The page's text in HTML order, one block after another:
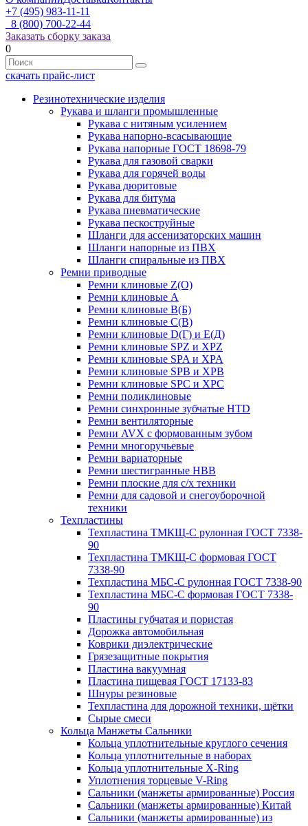
+7 (495) 983-11-11
8 (800) 700-22-44
Заказать сборку заказа
0
скачать прайс-лист
Резинотехнические изделия
Рукава и шланги промышленные
Рукава с нитяным усилением
Рукава напорно-всасывающие
Рукава напорные ГОСТ 18698-79
Рукава для газовой сварки
Рукава для горячей воды
Рукава дюритовые
Рукава для битума
Рукава пневматические
Рукава пескоструйные
Шланги для ассенизаторских машин
Шланги напорные из ПВХ
Шланги спиральные из ПВХ
Ремни приводные
Ремни клиновые Z(О)
Ремни клиновые А
Ремни клиновые В(Б)
Ремни клиновые С(В)
Ремни клиновые D(Г) и Е(Д)
Ремни клиновые SPZ и XPZ
Ремни клиновые SPA и XPA
Ремни клиновые SPB и XPB
Ремни клиновые SPC и XPC
Ремни поликлиновые
Ремни синхронные зубчатые HTD
Ремни вентиляторные
Ремни AVX с формованным зубом
Ремни многоручьевые
Ремни вариаторные
Ремни шестигранные HBB
Ремни плоские для с/х техники
Ремни для садовой и снегоуборочной
техники
Техпластины
Техпластина ТМКЩ-С рулонная ГОСТ 7338-
90
Техпластина ТМКЩ-С формовая ГОСТ
7338-90
Техпластина МБС-С рулонная ГОСТ 7338-90
Техпластина МБС-С формовая ГОСТ 7338-
90
Пластины губчатая и пористая
Дорожка автомобильная
Коврики диэлектрические
Грязезащитные покрытия
Пластина вакуумная
Пластина пищевая ГОСТ 17133-83
Шнуры резиновые
Техпластина для дорожной техники, щётки
Сырые смеси
Кольца Манжеты Сальники
Кольца уплотнительные круглого сечения
Кольца уплотнительные в наборах
Кольца уплотнительные Х-Ring
Уплотнения торцевые V-Ring
Сальники (манжеты армированные) Россия
Сальники (манжеты армированные) Китай
Сальники (манжеты армированные) из